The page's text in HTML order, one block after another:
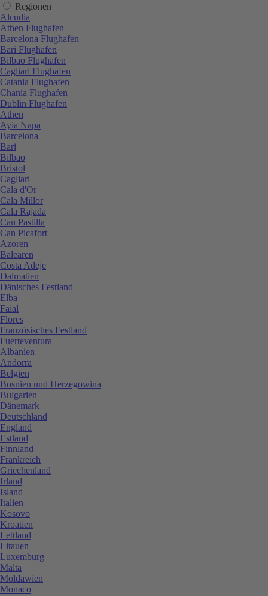
Regionen
Alcudia
Athen Flughafen
Barcelona Flughafen
Bari Flughafen
Bilbao Flughafen
Cagliari Flughafen
Catania Flughafen
Chania Flughafen
Dublin Flughafen
Athen
Ayia Napa
Barcelona
Bari
Bilbao
Bristol
Cagliari
Cala d'Or
Cala Millor
Cala Rajada
Can Pastilla
Can Picafort
Azoren
Balearen
Costa Adeje
Dalmatien
Dänisches Festland
Elba
Faial
Flores
Französisches Festland
Fuerteventura
Albanien
Andorra
Belgien
Bosnien und Herzegowina
Bulgarien
Dänemark
Deutschland
England
Estland
Finnland
Frankreich
Griechenland
Irland
Island
Italien
Kosovo
Kroatien
Lettland
Litauen
Luxemburg
Malta
Moldawien
Monaco